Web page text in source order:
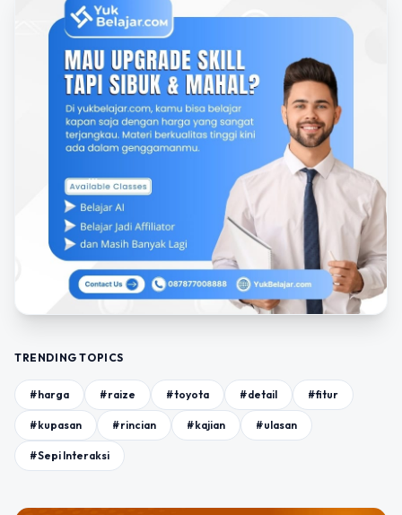
TRENDING TOPICS
#harga #raize #toyota #detail #fitur
#kupasan #rincian #kajian #ulasan
#Sepi Interaksi